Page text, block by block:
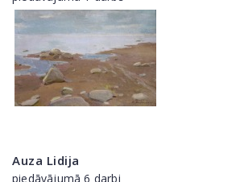
Auza Lidija
piedāvājumā 6 darbi